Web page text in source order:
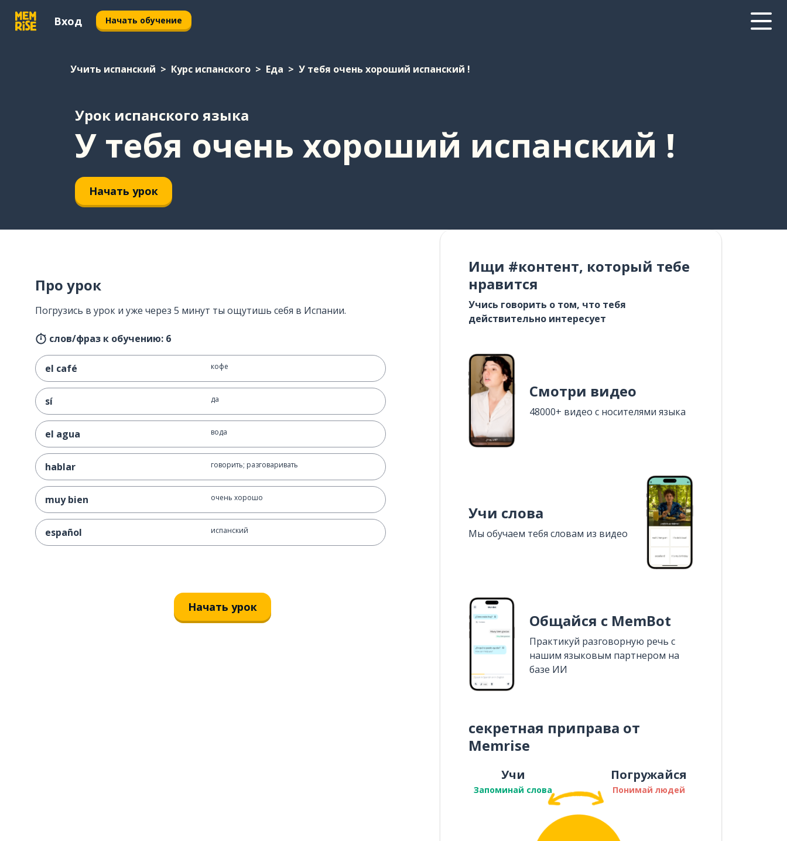
Вход Начать обучение
Учить испанский Курс испанского Еда У тебя очень хороший испанский !
Урок испанского языка
У тебя очень хороший испанский !
Начать урок
Про урок
Погрузись в урок и уже через 5 минут ты ощутишь себя в Испании.
слов/фраз к обучению: 6
el café кофе
sí да
el agua вода
hablar говорить; разговаривать
muy bien очень хорошо
español испанский
Начать урок
Ищи #контент, который тебе
нравится
Учись говорить о том, что тебя
действительно интересует
Смотри видео
48000+ видео с носителями языка
Учи слова
Мы обучаем тебя словам из видео
Общайся с MemBot
Практикуй разговорную речь с
нашим языковым партнером на
базе ИИ
секретная приправа от
Memrise
Учи
Запоминай слова
Погружайся
Понимай людей